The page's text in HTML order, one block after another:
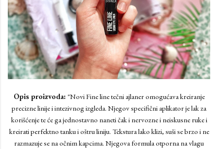
Opis proizvoda: "Novi Fine line tečni ajlaner omogućava kreiranje
precizne linije i intezivnog izgleda. Njegov specifični aplikator je lak za
korišćenje te će ga jednostavno naneti čak i nervozne i neiskusne ruke i
kreirati perfektno tanku i oštru liniju. Tekstura lako klizi, suši se brzo i ne
razmazuje se na očnim kapcima. Njegova formula otporna na vlagu